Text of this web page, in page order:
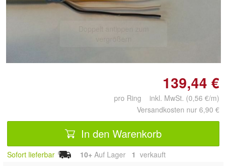
139,44 €
pro Ring inkl. MwSt. (0,56 €/m)
Versandkosten nur 6,90 €
In den Warenkorb
Sofort lieferbar 10+ Auf Lager 1 verkauft